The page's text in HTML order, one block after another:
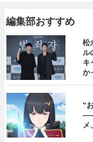
編集部おすすめ
松
ル
キ
か
“
――
メ